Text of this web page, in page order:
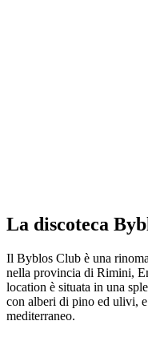
La discoteca
Il Byblos Club è una
nella provincia di Rimini,
location è situata in una
con alberi di pino ed ulivi,
mediterraneo.